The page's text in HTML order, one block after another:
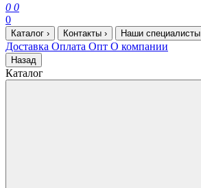
0 0
0
Каталог › Контакты › Наши специалисты
Доставка Оплата Опт О компании
Назад
Каталог